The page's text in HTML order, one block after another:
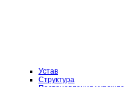
Устав
Структура